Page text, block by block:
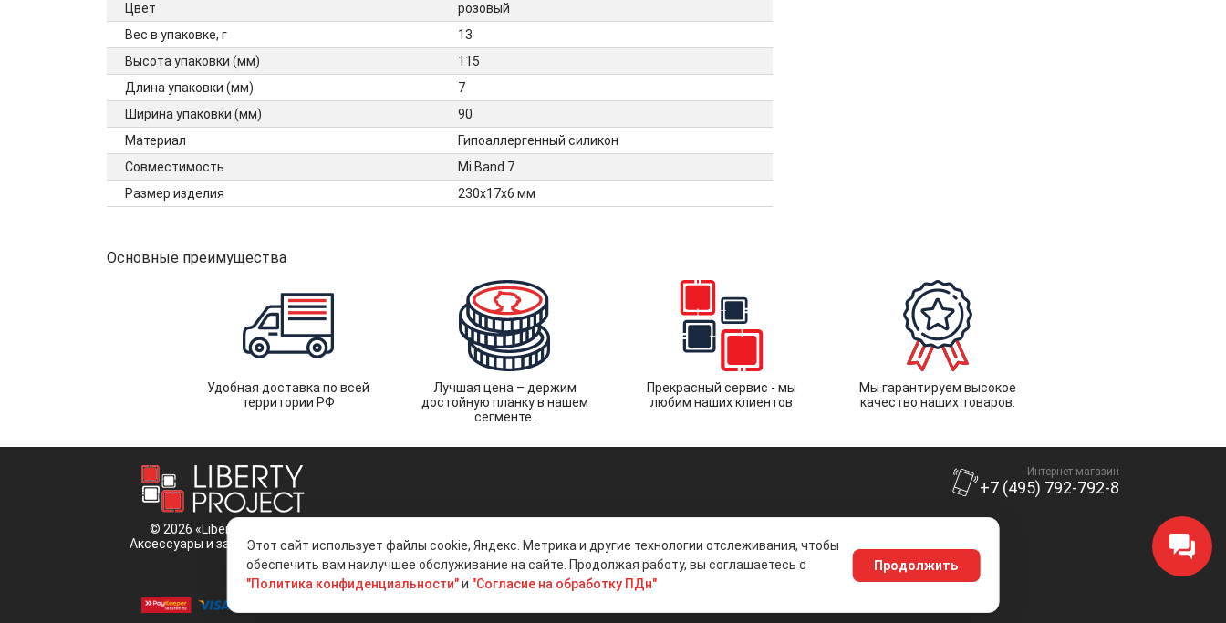
Цвет
розовый
Вес в упаковке, г
13
Высота упаковки (мм)
115
Длина упаковки (мм)
7
Ширина упаковки (мм)
90
Материал
Гипоаллергенный силикон
Совместимость
Mi Band 7
Размер изделия
230х17х6 мм
Основные преимущества
Удобная доставка по всей
территории РФ
Лучшая цена – держим
достойную планку в нашем
сегменте.
Прекрасный сервис - мы
любим наших клиентов
Мы гарантируем высокое
качество наших товаров.
© 2026 «Liberty Project».
Аксессуары и запчасти оптом.
Положение об обработке и защите
персональных данных
Интернет-магазин
+7 (495) 792-792-8
Этот сайт использует файлы cookie, Яндекс. Метрика и другие технологии отслеживания, чтобы
обеспечить вам наилучшее обслуживание на сайте. Продолжая работу, вы соглашаетесь с
"Политика конфиденциальности"и "Согласие на обработку ПДн"